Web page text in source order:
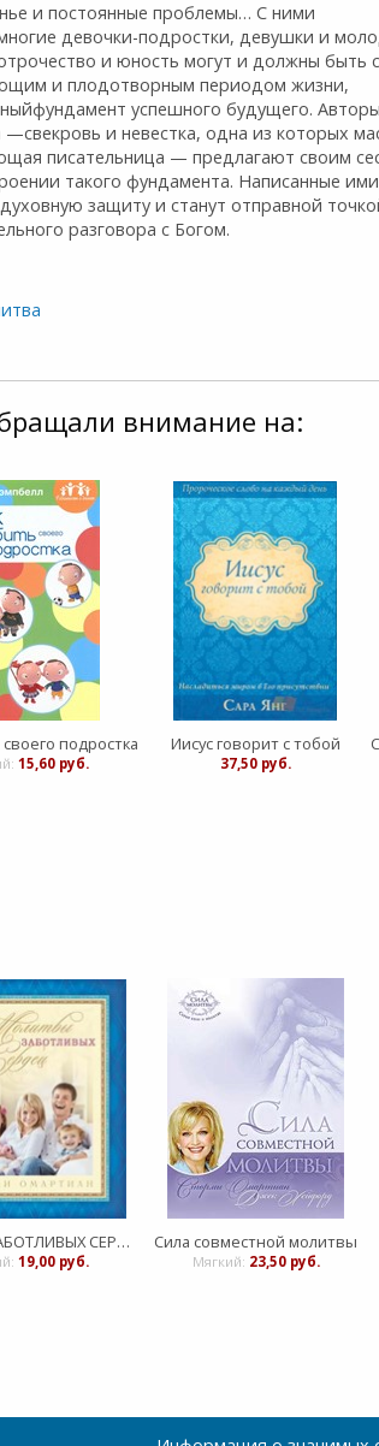
и постоянные проблемы… С ними
девочки-подростки, девушки и
и юность могут и должны быть
и плодотворным периодом жизни,
успешного будущего.
—свекровь и невестка, одна из которых
писательница — предлагают своим
такого фундамента. Написанные
защиту и станут отправной
разговора с Богом.
внимание на:
подростка
15,60 руб.
Иисус говорит с тобой
37,50 руб.
МОЛИТВЫ ЗАБОТЛИВЫХ СЕРДЕЦ
19,00 руб.
Сила совместной молитвы
Мягкий: 23,50 руб.